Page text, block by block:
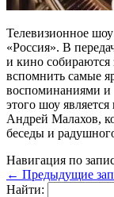
Телевизионное
«Россия». В
и кино собираются
вспомнить самые
воспоминаниями
этого шоу
Андрей Малахов,
беседы и
Навигация по
← Предыдущие
Найти: